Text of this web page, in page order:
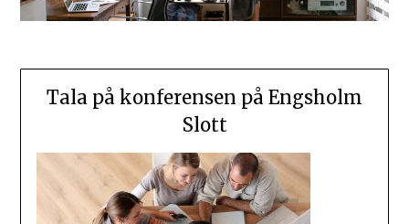
Tala på konferensen på Engsholm
Slott